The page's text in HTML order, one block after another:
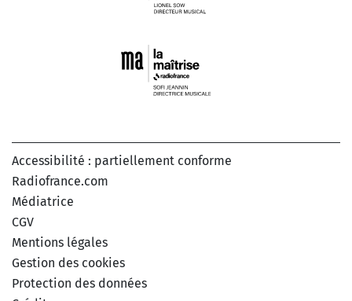
Accessibilité : partiellement conforme
Radiofrance.com
Médiatrice
CGV
Mentions légales
Gestion des cookies
Protection des données